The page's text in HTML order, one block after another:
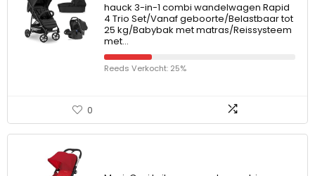
hauck 3-in-1 combi wandelwagen Rapid
4 Trio Set/Vanaf geboorte/Belastbaar tot
25 kg/Babybak met matras/Reissysteem
met…
Reeds Verkocht: 25%
0